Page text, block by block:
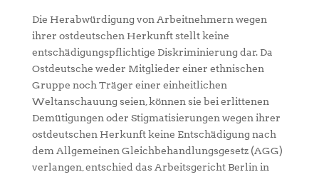
Die Herabwürdigung von Arbeitnehmern wegen
ihrer ostdeutschen Herkunft stellt keine
entschädigungspflichtige Diskriminierung dar. Da
Ostdeutsche weder Mitglieder einer ethnischen
Gruppe noch Träger einer einheitlichen
Weltanschauung seien, können sie bei erlittenen
Demütigungen oder Stigmatisierungen wegen ihrer
ostdeutschen Herkunft keine Entschädigung nach
dem Allgemeinen Gleichbehandlungsgesetz (AGG)
verlangen, entschied das Arbeitsgericht Berlin in